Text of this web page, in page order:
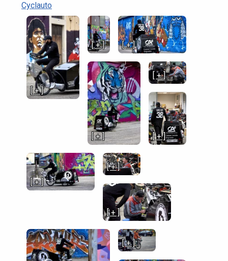
Cyclauto
[ + ]
[ + ] [ + ]
[ + ]
[ + ]
[ + ]
[ + ]
[ + ]
[ + ]
[ + ]